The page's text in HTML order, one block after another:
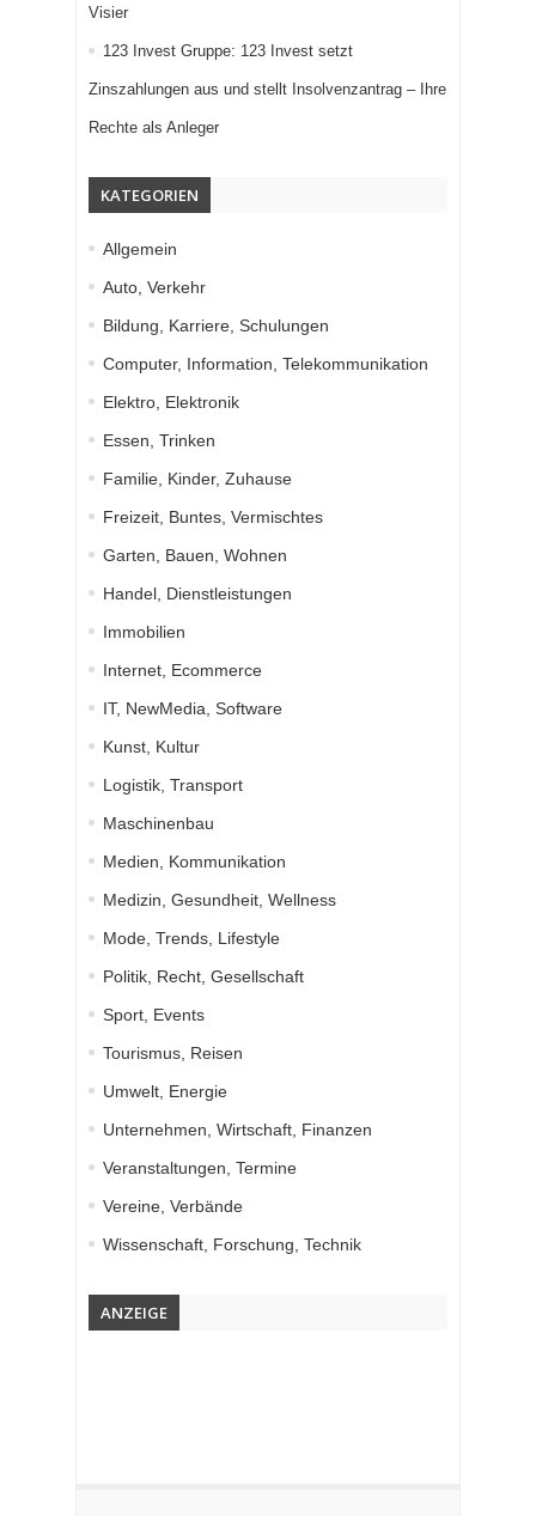
Visier
123 Invest Gruppe: 123 Invest setzt
Zinszahlungen aus und stellt Insolvenzantrag – Ihre
Rechte als Anleger
KATEGORIEN
Allgemein
Auto, Verkehr
Bildung, Karriere, Schulungen
Computer, Information, Telekommunikation
Elektro, Elektronik
Essen, Trinken
Familie, Kinder, Zuhause
Freizeit, Buntes, Vermischtes
Garten, Bauen, Wohnen
Handel, Dienstleistungen
Immobilien
Internet, Ecommerce
IT, NewMedia, Software
Kunst, Kultur
Logistik, Transport
Maschinenbau
Medien, Kommunikation
Medizin, Gesundheit, Wellness
Mode, Trends, Lifestyle
Politik, Recht, Gesellschaft
Sport, Events
Tourismus, Reisen
Umwelt, Energie
Unternehmen, Wirtschaft, Finanzen
Veranstaltungen, Termine
Vereine, Verbände
Wissenschaft, Forschung, Technik
ANZEIGE